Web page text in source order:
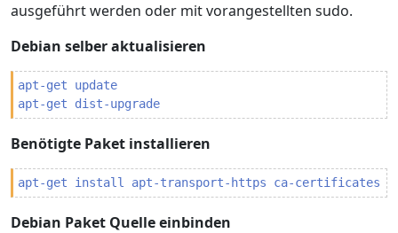
ausgeführt werden oder mit vorangestellten sudo.
Debian selber aktualisieren
apt-get update
apt-get dist-upgrade
Benötigte Paket installieren
apt-get install apt-transport-https ca-certificates curl
Debian Paket Quelle einbinden